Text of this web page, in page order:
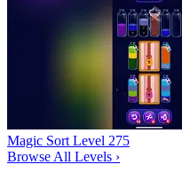
Magic Sort Level 275
Browse All Levels ›